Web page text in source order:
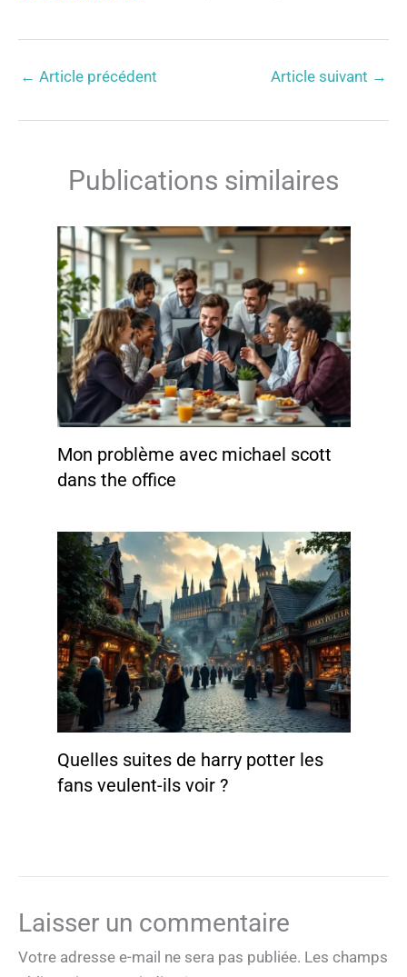
← Article précédent Article suivant →
Publications similaires
Mon problème avec michael scott
dans the office
Quelles suites de harry potter les
fans veulent-ils voir ?
Laisser un commentaire
Votre adresse e-mail ne sera pas publiée. Les champs